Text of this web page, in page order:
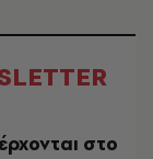
στο